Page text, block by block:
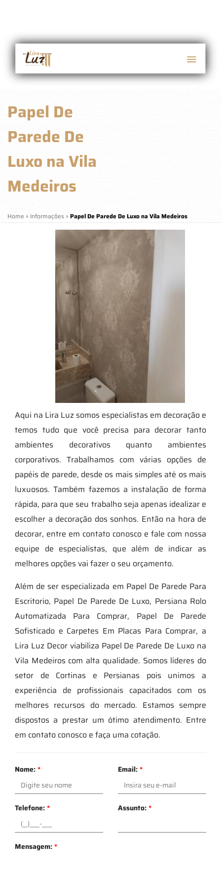
Papel De
Parede De
Luxo na Vila
Medeiros
Home » Informações » Papel De Parede De Luxo na Vila Medeiros
Aqui na Lira Luz somos especialistas em decoração e
temos tudo que você precisa para decorar tanto
ambientes decorativos quanto ambientes
corporativos. Trabalhamos com várias opções de
papéis de parede, desde os mais simples até os mais
luxuosos. Também fazemos a instalação de forma
rápida, para que seu trabalho seja apenas idealizar e
escolher a decoração dos sonhos. Então na hora de
decorar, entre em contato conosco e fale com nossa
equipe de especialistas, que além de indicar as
melhores opções vai fazer o seu orçamento.
Além de ser especializada em Papel De Parede Para
Escritorio, Papel De Parede De Luxo, Persiana Rolo
Automatizada Para Comprar, Papel De Parede
Sofisticado e Carpetes Em Placas Para Comprar, a
Lira Luz Decor viabiliza Papel De Parede De Luxo na
Vila Medeiros com alta qualidade. Somos líderes do
setor de Cortinas e Persianas pois unimos a
experiência de profissionais capacitados com os
melhores recursos do mercado. Estamos sempre
dispostos a prestar um ótimo atendimento. Entre
em contato conosco e faça uma cotação.
Nome:* Email:*
Telefone:* Assunto:*
Mensagem:*